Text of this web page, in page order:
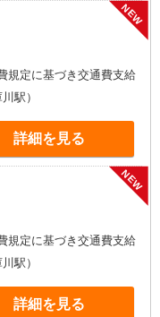
NEW
規定に基づき交通費支給
駅）
詳細を見る
NEW
規定に基づき交通費支給
駅）
詳細を見る